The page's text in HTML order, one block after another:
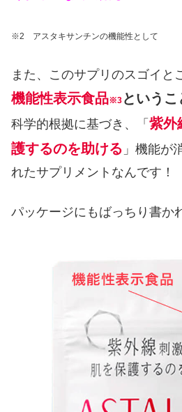
※2 アスタキサンチンの機能性として
また、このサプリのスゴイと
機能性表示食品※3 というこ
科学的根拠に基づき、「 紫外
護するのを助ける 」機能が
れたサプリメントなんです！
パッケージにもばっちり書か